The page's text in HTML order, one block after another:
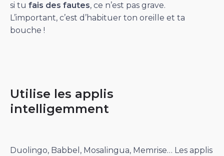
si tu fais des fautes, ce n’est pas grave.
L’important, c’est d’habituer ton oreille et ta
bouche !
Utilise les applis
intelligemment
Duolingo, Babbel, Mosalingua, Memrise… Les applis